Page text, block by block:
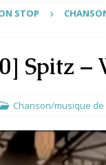
STOP
Spitz –
Chanson/musique